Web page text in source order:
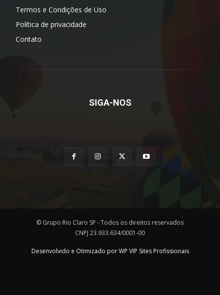
Termos e Condições de Uso
Política de privacidade
Contato
SIGA-NOS
© Grupo Rio Claro SP - Todos os direitos reservados
CNPJ 23.933.634/0001-00
Desenvolvido e Otimizado por WP VIP Sites Profissionais